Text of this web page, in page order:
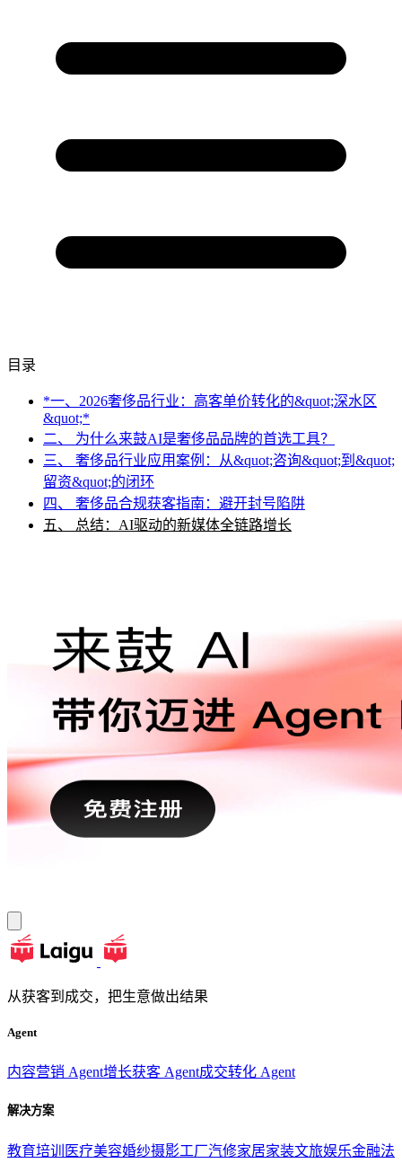
目录
*一、2026奢侈品行业：高客单价转化的&quot;深水区
&quot;*
二、 为什么来鼓AI是奢侈品品牌的首选工具？
三、 奢侈品行业应用案例：从&quot;咨询&quot;到&quot;
留资&quot;的闭环
四、 奢侈品合规获客指南：避开封号陷阱
五、 总结：AI驱动的新媒体全链路增长
从获客到成交，把生意做出结果
Agent
内容营销 Agent增长获客 Agent成交转化 Agent
解决方案
教育培训 医疗美容婚纱摄影工厂汽修家居家装文旅娱乐金融法